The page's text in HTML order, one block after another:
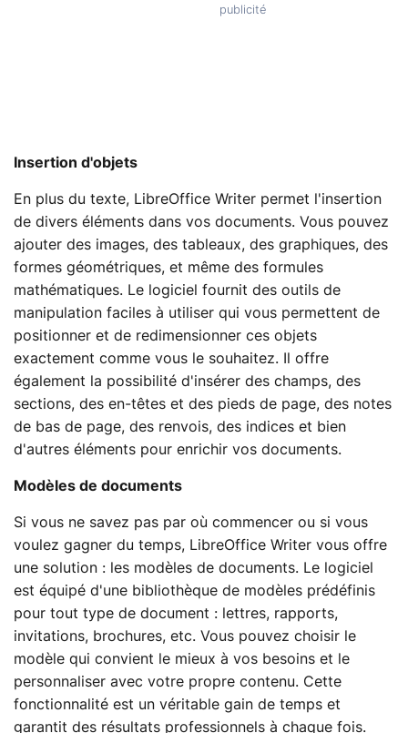
Insertion d'objets
En plus du texte, LibreOffice Writer permet l'insertion
de divers éléments dans vos documents. Vous pouvez
ajouter des images, des tableaux, des graphiques, des
formes géométriques, et même des formules
mathématiques. Le logiciel fournit des outils de
manipulation faciles à utiliser qui vous permettent de
positionner et de redimensionner ces objets
exactement comme vous le souhaitez. Il offre
également la possibilité d'insérer des champs, des
sections, des en-têtes et des pieds de page, des notes
de bas de page, des renvois, des indices et bien
d'autres éléments pour enrichir vos documents.
Modèles de documents
Si vous ne savez pas par où commencer ou si vous
voulez gagner du temps, LibreOffice Writer vous offre
une solution : les modèles de documents. Le logiciel
est équipé d'une bibliothèque de modèles prédéfinis
pour tout type de document : lettres, rapports,
invitations, brochures, etc. Vous pouvez choisir le
modèle qui convient le mieux à vos besoins et le
personnaliser avec votre propre contenu. Cette
fonctionnalité est un véritable gain de temps et
garantit des résultats professionnels à chaque fois.